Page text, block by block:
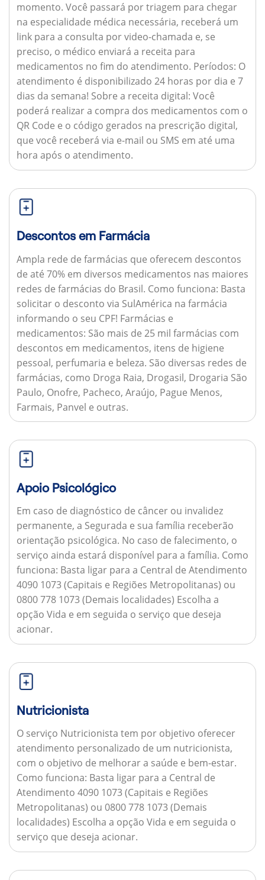
momento. Você passará por triagem para chegar
na especialidade médica necessária, receberá um
link para a consulta por video-chamada e, se
preciso, o médico enviará a receita para
medicamentos no fim do atendimento. Períodos: O
atendimento é disponibilizado 24 horas por dia e 7
dias da semana! Sobre a receita digital: Você
poderá realizar a compra dos medicamentos com o
QR Code e o código gerados na prescrição digital,
que você receberá via e-mail ou SMS em até uma
hora após o atendimento.
Descontos em Farmácia
Ampla rede de farmácias que oferecem descontos
de até 70% em diversos medicamentos nas maiores
redes de farmácias do Brasil. Como funciona: Basta
solicitar o desconto via SulAmérica na farmácia
informando o seu CPF! Farmácias e
medicamentos: São mais de 25 mil farmácias com
descontos em medicamentos, itens de higiene
pessoal, perfumaria e beleza. São diversas redes de
farmácias, como Droga Raia, Drogasil, Drogaria São
Paulo, Onofre, Pacheco, Araújo, Pague Menos,
Farmais, Panvel e outras.
Apoio Psicológico
Em caso de diagnóstico de câncer ou invalidez
permanente, a Segurada e sua família receberão
orientação psicológica. No caso de falecimento, o
serviço ainda estará disponível para a família. Como
funciona: Basta ligar para a Central de Atendimento
4090 1073 (Capitais e Regiões Metropolitanas) ou
0800 778 1073 (Demais localidades) Escolha a
opção Vida e em seguida o serviço que deseja
acionar.
Nutricionista
O serviço Nutricionista tem por objetivo oferecer
atendimento personalizado de um nutricionista,
com o objetivo de melhorar a saúde e bem-estar.
Como funciona: Basta ligar para a Central de
Atendimento 4090 1073 (Capitais e Regiões
Metropolitanas) ou 0800 778 1073 (Demais
localidades) Escolha a opção Vida e em seguida o
serviço que deseja acionar.